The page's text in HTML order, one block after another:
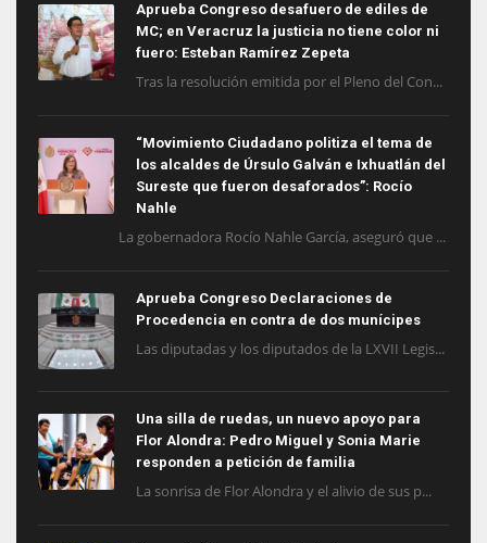
Aprueba Congreso desafuero de ediles de
MC; en Veracruz la justicia no tiene color ni
fuero: Esteban Ramírez Zepeta
Tras la resolución emitida por el Pleno del Con...
“Movimiento Ciudadano politiza el tema de
los alcaldes de Úrsulo Galván e Ixhuatlán del
Sureste que fueron desaforados”: Rocío
Nahle
La gobernadora Rocío Nahle García, aseguró que ...
Aprueba Congreso Declaraciones de
Procedencia en contra de dos munícipes
Las diputadas y los diputados de la LXVII Legis...
Una silla de ruedas, un nuevo apoyo para
Flor Alondra: Pedro Miguel y Sonia Marie
responden a petición de familia
La sonrisa de Flor Alondra y el alivio de sus p...